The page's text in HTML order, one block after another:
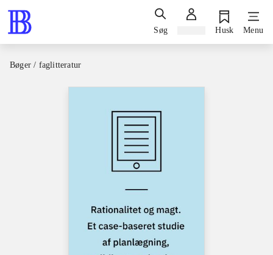
Søg Husk Menu
Bøger / faglitteratur